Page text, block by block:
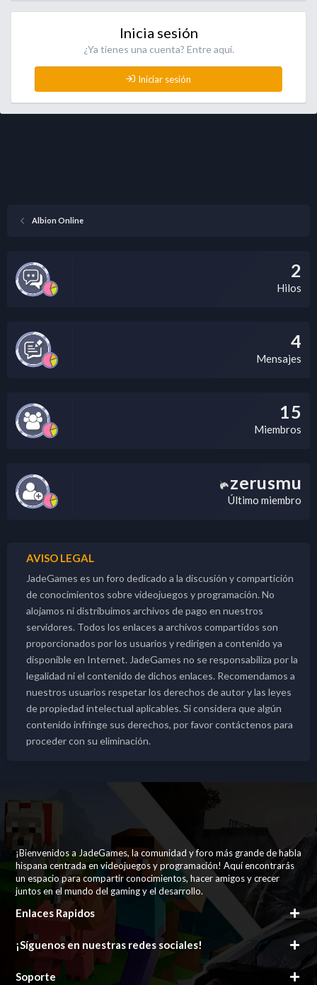
Inicia sesión
¿Ya tienes una cuenta? Entre aquí.
Iniciar sesión
Albion Online
2
Hilos
4
Mensajes
15
Miembros
zerusmu
Último miembro
AVISO LEGAL
JadeGames es un foro dedicado a la discusión y compartición
de conocimientos sobre videojuegos y programación. No
alojamos ni distribuimos archivos de pago en nuestros
servidores. Todos los enlaces a archivos compartidos son
proporcionados por los usuarios y redirigen a contenido ya
disponible en Internet. JadeGames no se responsabiliza por la
legalidad ni el contenido de dichos enlaces. Recomendamos a
nuestros usuarios respetar los derechos de autor y las leyes
de propiedad intelectual aplicables. Si considera que algún
contenido infringe sus derechos, por favor contáctenos para
proceder con su eliminación.
¡Bienvenidos a JadeGames, la comunidad y foro más grande de habla
hispana centrada en videojuegos y programación! Aquí encontrarás
un espacio para compartir conocimientos, hacer amigos y crecer
juntos en el mundo del gaming y el desarrollo.
Enlaces Rapidos
¡Síguenos en nuestras redes sociales!
Soporte